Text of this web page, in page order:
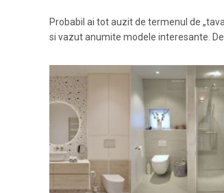
Probabil ai tot auzit de termenul de
si vazut anumite modele interesante.